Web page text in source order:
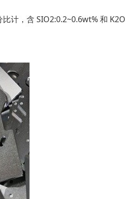
计，含 SIO2:0.2~0.6wt% 和